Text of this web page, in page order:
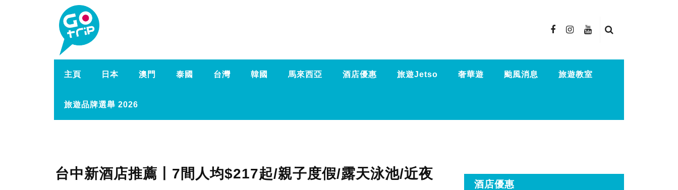
主頁 日本 澳門 泰國 台灣 韓國 馬來西亞 酒店優惠 旅遊Jetso 奢華遊 颱風消息 旅遊教室
旅遊品牌選舉 2026
台中新酒店推薦丨7間人均$217起/親子度假/露天泳池/近夜
酒店優惠